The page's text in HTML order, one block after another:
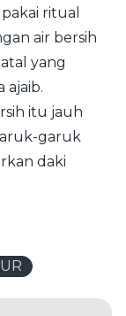
ritual
air bersih
yang
ajaib.
itu jauh
garuk
daki